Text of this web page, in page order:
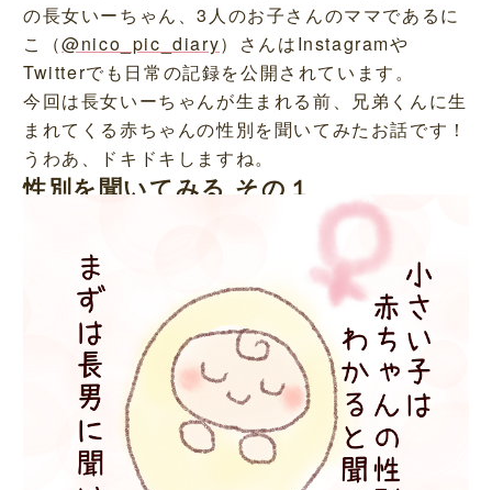
の長女いーちゃん、3人のお子さんのママであるに
こ（@nico_pic_diary）さんはInstagramや
Twitterでも日常の記録を公開されています。
今回は長女いーちゃんが生まれる前、兄弟くんに生
まれてくる赤ちゃんの性別を聞いてみたお話です！
うわあ、ドキドキしますね。
性別を聞いてみる その１